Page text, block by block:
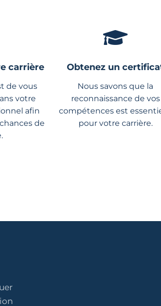
carrière
de vous
votre
afin
de
Obtenez un
Nous savons que la
reconnaissance de vos
compétences est
pour votre carrière.